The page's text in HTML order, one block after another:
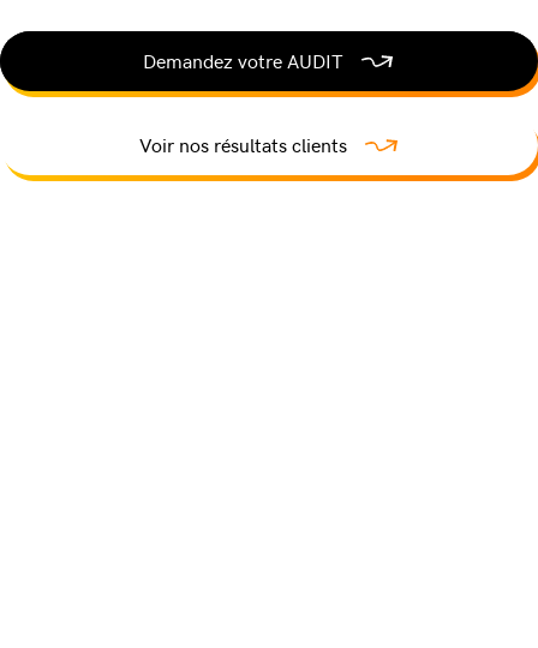
Demandez votre AUDIT
Voir nos résultats clients